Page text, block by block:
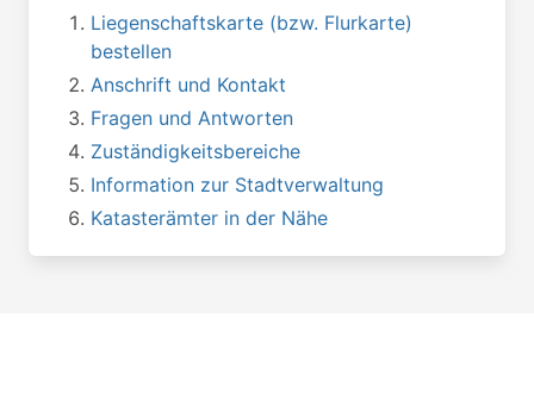
Liegenschaftskarte (bzw. Flurkarte)
bestellen
Anschrift und Kontakt
Fragen und Antworten
Zuständigkeitsbereiche
Information zur Stadtverwaltung
Katasterämter in der Nähe